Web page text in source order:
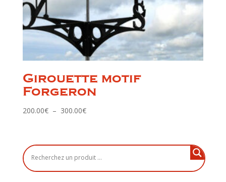
Girouette motif
Forgeron
200.00€ – 300.00€Plage
200.00€
à